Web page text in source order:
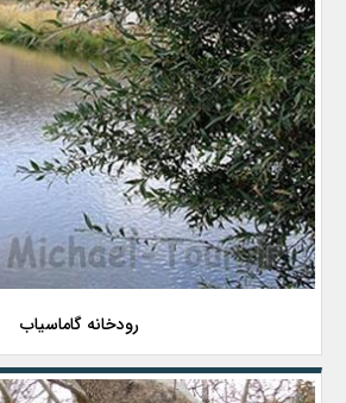
رودخانه گاماسیاب